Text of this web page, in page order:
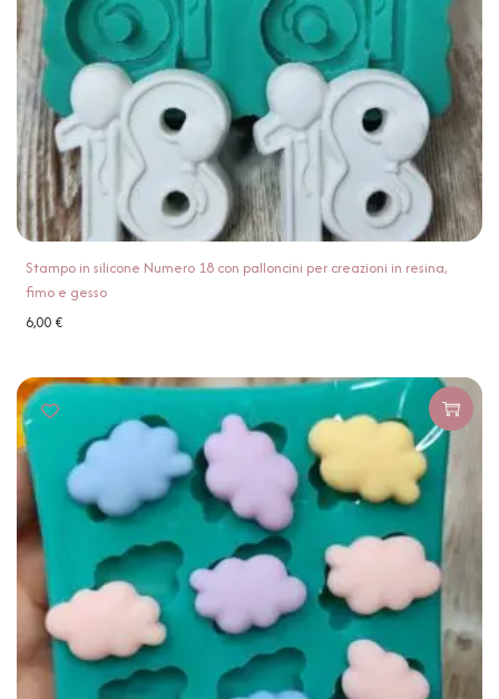
Stampo in silicone Numero 18 con palloncini per creazioni in resina,
fimo e gesso
6,00€